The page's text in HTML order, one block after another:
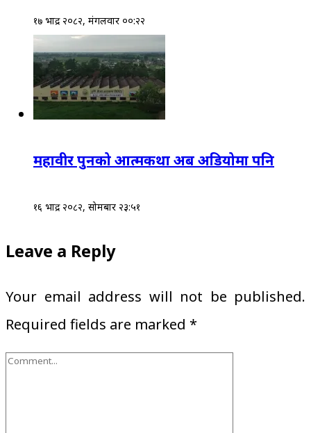
१७ भाद्र २०८२, मंगलवार ००:२२
महावीर पुनको आत्मकथा अब अडियोमा पनि
१६ भाद्र २०८२, सोमबार २३:५१
Leave a Reply
Your email address will not be published.
Required fields are marked *